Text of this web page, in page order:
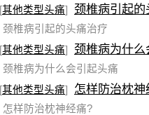
[其他类型头痛] 颈椎病引起的
颈椎病引起的头痛治疗
[其他类型头痛] 颈椎病为什
颈椎病为什么会引起头痛
[其他类型头痛] 怎样防治枕神
怎样防治枕神经痛?